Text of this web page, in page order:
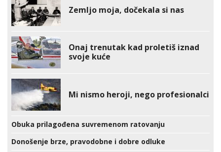
Zemljo moja, dočekala si nas
Onaj trenutak kad proletiš iznad
svoje kuće
Mi nismo heroji, nego profesionalci
Obuka prilagođena suvremenom ratovanju
Donošenje brze, pravodobne i dobre odluke